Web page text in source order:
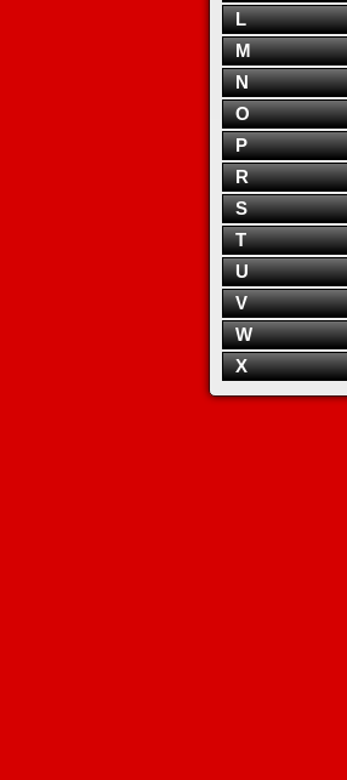
L
M
N
O
P
R
S
T
U
V
W
X